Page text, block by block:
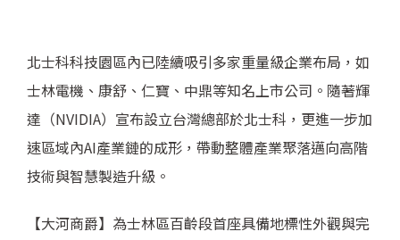
北士科科技園區內已陸續吸引多家重量級企業布局，如
士林電機、康舒、仁寶、中鼎等知名上市公司。隨著輝
達（NVIDIA）宣布設立台灣總部於北士科，更進一步加
速區域內AI產業鏈的成形，帶動整體產業聚落邁向高階
技術與智慧製造升級。
【大河商爵】為士林區百齡段首座具備地標性外觀與完